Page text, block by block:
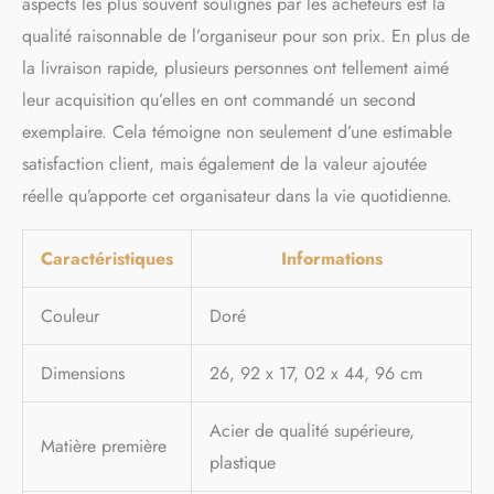
multifonction pour produits
cosmétiques : les
organisateurs de soins de la
peau Janus Liang peuvent
être assortis à la plupart des
styles de maison, peuvent
être utilisés dans chaque
coin de la maison pour
ranger, trier et accéder
meuble de rangement
dispose de trois niveaux
d'espace de rangement pour
ranger de la crème, du
savon, de la crème pour les
mains, du gel pour les
cheveux, des cosmétiques,
de la poudre, du parfum, du
spray pour le corps et
d'autres produits
cosmétiques. Lorsque
qualité raisonnable de l’organiseur pour son prix. En plus de
la livraison rapide, plusieurs personnes ont tellement aimé
leur acquisition qu’elles en ont commandé un second
exemplaire. Cela témoigne non seulement d’une estimable
satisfaction client, mais également de la valeur ajoutée
réelle qu’apporte cet organisateur dans la vie quotidienne.
Caractéristiques Informations
Couleur Doré
Dimensions 26, 92 x 17, 02 x 44, 96 cm
Matière première
Acier de qualité supérieure,
plastique